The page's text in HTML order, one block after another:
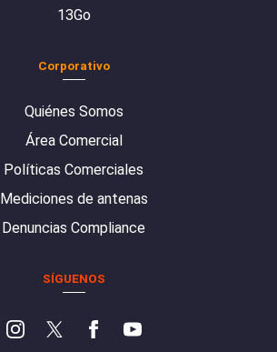
13Go
Corporativo
Quiénes Somos
Área Comercial
Políticas Comerciales
Mediciones de antenas
Denuncias Compliance
SÍGUENOS